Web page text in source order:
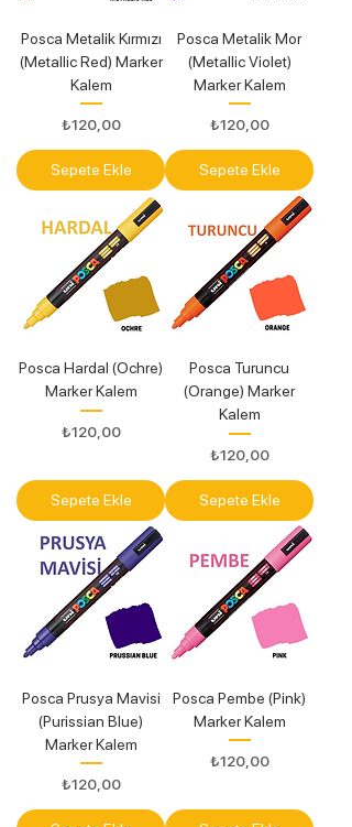
Posca Metalik Kırmızı
(Metallic Red) Marker
Kalem
Fiyat
₺120,00
Sepete Ekle
Posca Metalik Mor
(Metallic Violet)
Marker Kalem
Fiyat
₺120,00
Sepete Ekle
Posca Hardal (Ochre)
Marker Kalem
Fiyat
₺120,00
Sepete Ekle
Posca Turuncu
(Orange) Marker
Kalem
Fiyat
₺120,00
Sepete Ekle
Posca Prusya Mavisi
(Purissian Blue)
Marker Kalem
Fiyat
₺120,00
Posca Pembe (Pink)
Marker Kalem
Fiyat
₺120,00